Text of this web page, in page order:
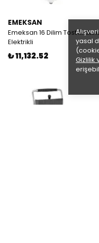
yasal
Gizlilik
EMEKSAN
Emeksan 16 Dilim Tost
Elektrikli
₺ 11,132.52